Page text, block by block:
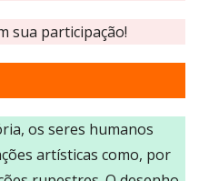
sua participação!
os seres humanos
artísticas como, por